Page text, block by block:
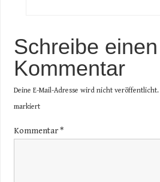
Schreibe einen
Kommentar
Deine E-Mail-Adresse wird nicht veröffentlicht.
markiert
Kommentar*